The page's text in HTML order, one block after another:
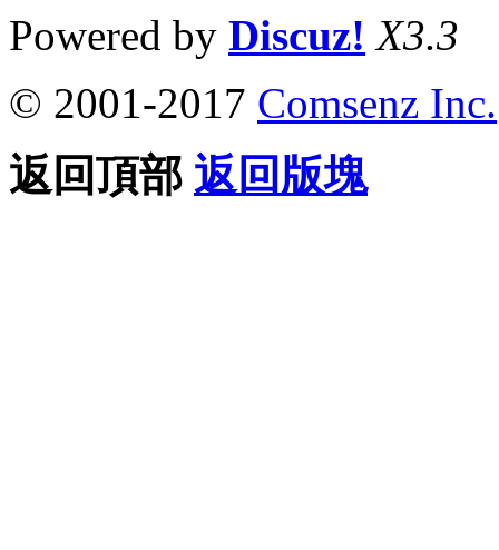
Powered by Discuz! X3.3
© 2001-2017 Comsenz Inc.
返回頂部 返回版塊